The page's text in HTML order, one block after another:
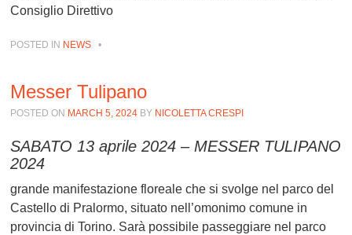
Consiglio Direttivo
POSTED IN NEWS •
Messer Tulipano
POSTED ON MARCH 5, 2024 BY NICOLETTA CRESPI
SABATO 13 aprile 2024 – MESSER TULIPANO
2024
grande manifestazione floreale che si svolge nel parco del
Castello di Pralormo, situato nell’omonimo comune in
provincia di Torino. Sarà possibile passeggiare nel parco